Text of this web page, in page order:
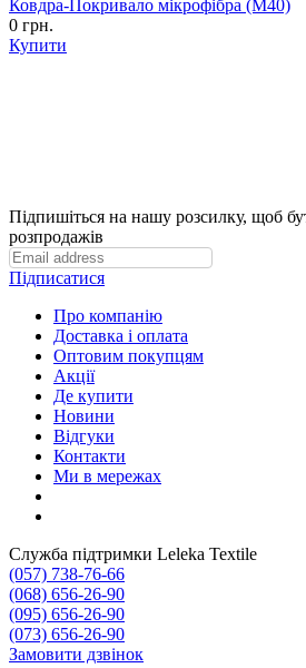
Ковдра-Покривало мікрофібра (М40)
0 грн.
Купити
Підпишіться на нашу розсилку, щоб
розпродажів
Підписатися
Про компанію
Доставка і оплата
Оптовим покупцям
Акції
Де купити
Новини
Відгуки
Контакти
Ми в мережах
Служба підтримки Leleka Textile
(057) 738-76-66
(068) 656-26-90
(095) 656-26-90
(073) 656-26-90
Замовити дзвінок